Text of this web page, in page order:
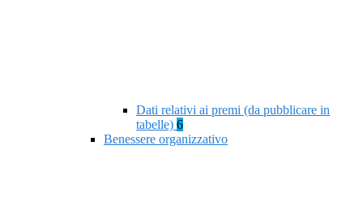
Dati relativi ai premi (da pubblicare in
tabelle) 6
Benessere organizzativo